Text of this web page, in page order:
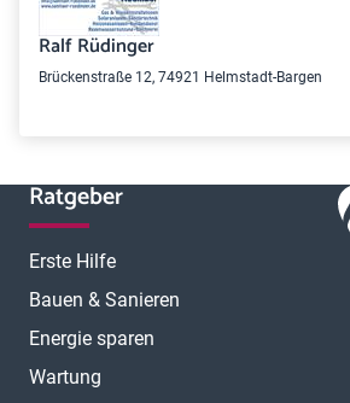
Ralf Rüdinger
Brückenstraße 12, 74921 Helmstadt-Bargen
Ratgeber
Erste Hilfe
Bauen & Sanieren
Energie sparen
Wartung